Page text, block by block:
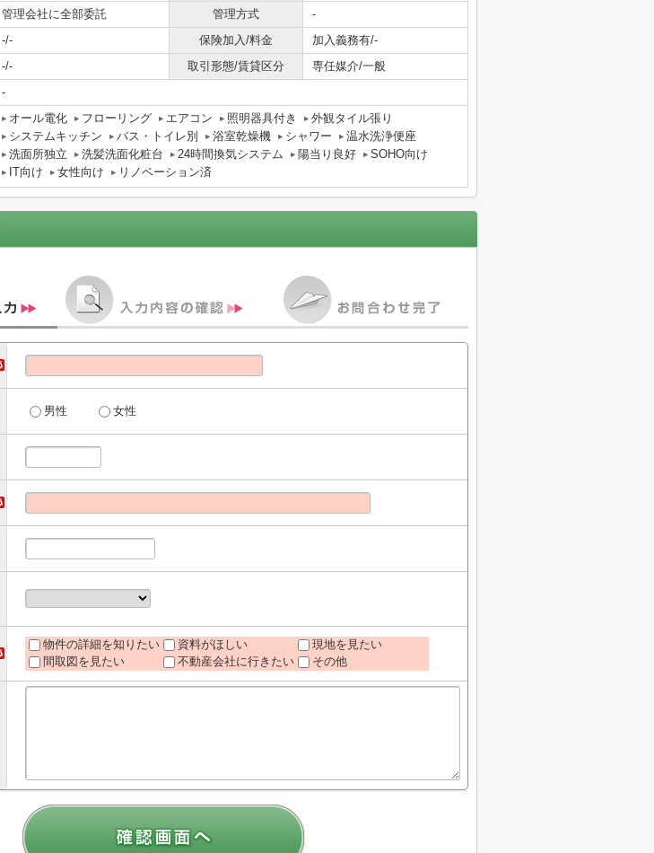
管理会社に全部委託 管理方式
-
-/- 保険加入/料金
加入義務有/-
-/- 取引形態/賃貸区分
専任媒介/一般
-
オール電化 フローリング エアコン 照明器具付き
外観タイル張り
システムキッチン
バス・トイレ別 浴室乾燥機 シャワー
温水洗浄便座
洗面所独立
洗髪洗面化粧台 24時間換気システム 陽当り良好
SOHO向け
IT向け
女性向け リノベーション済
男性 女性
物件の詳細を知りたい 資料がほしい
現地を見たい
間取図を見たい
不動産会社に行きたい その他